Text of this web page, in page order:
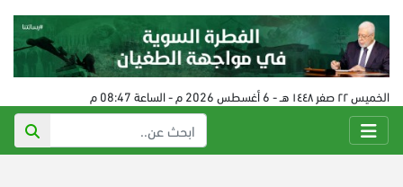
الخميس ٢٢ صفر ١٤٤٨ هـ - 6 أغسطس 2026 م - الساعة 08:47 م